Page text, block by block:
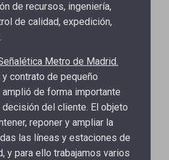
de recursos, ingeniería,
de calidad, expedición,
Metro de Madrid.
contrato de pequeño
de forma importante
del cliente. El objeto
reponer y ampliar la
las líneas y estaciones de
y para ello trabajamos varios